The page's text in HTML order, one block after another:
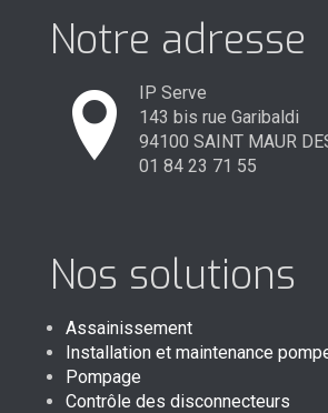
Notre adresse
IP Serve
143 bis rue Garibaldi
94100 SAINT MAUR
01 84 23 71 55
Nos solutions
Assainissement
Installation et maintenance
Pompage
Contrôle des disconnecteurs